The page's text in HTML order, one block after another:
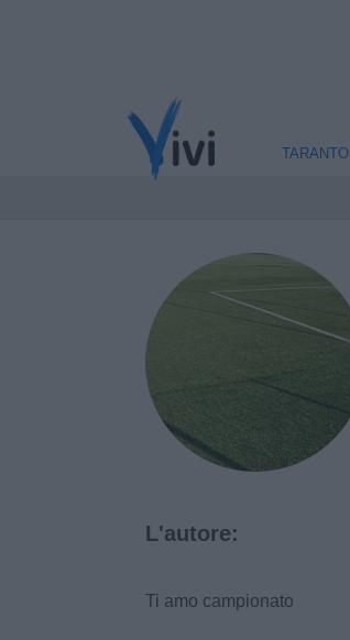
TARANTO
L'autore:
Ti amo campionato